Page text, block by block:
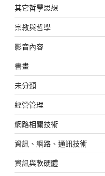
其它哲學思想
宗教與哲學
影音內容
書畫
未分類
經營管理
網路相關技術
資訊、網路、通訊技術
資訊與軟硬體